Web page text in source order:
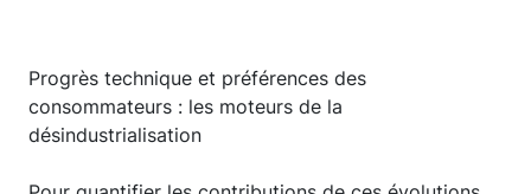
Progrès technique et préférences des
consommateurs : les moteurs de la
désindustrialisation